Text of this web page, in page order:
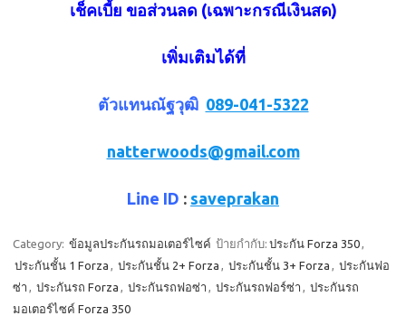
เช็คเบี้ย ขอส่วนลด (เฉพาะกรณีเงินสด)
เพิ่มเติมได้ที่
ตัวแทนณัฐวุฒิ 089-041-5322
natterwoods@gmail.com
Line ID : saveprakan
Category: ข้อมูลประกันรถมอเตอร์ไซค์ ป้ายกำกับ: ประกัน Forza 350,
ประกันชั้น 1 Forza , ประกันชั้น 2+ Forza , ประกันชั้น 3+ Forza , ประกันฟอ
ซ่า , ประกันรถ Forza , ประกันรถฟอซ่า , ประกันรถฟอร์ซ่า , ประกันรถ
มอเตอร์ไซค์ Forza 350